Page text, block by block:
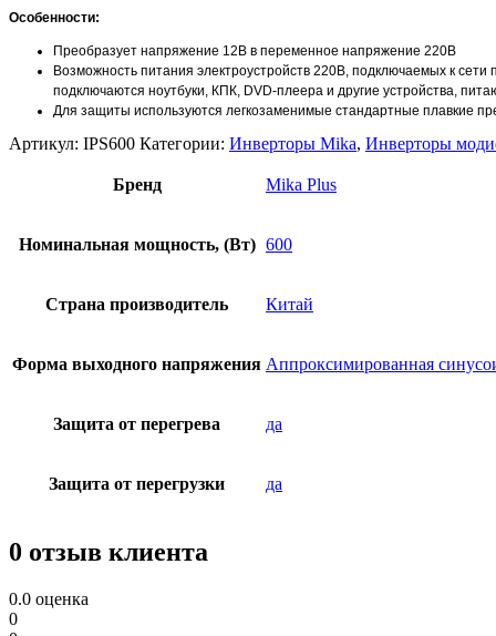
Особенности:
Преобразует напряжение 12В в переменное напряжение 220В
Возможность питания электроустройств 220В, подключаемых к
подключаются ноутбуки, КПК, DVD-плеера и другие устройства,
Для защиты используются легкозаменимые стандартные плавкие
Артикул: IPS600 Категории: Инверторы Mika, Инверторы
Бренд Mika Plus
Номинальная мощность, (Вт) 600
Страна производитель Китай
Форма выходного напряжения Аппроксимированная
Защита от перегрева да
Защита от перегрузки да
0 отзыв клиента
0.0 оценка
0